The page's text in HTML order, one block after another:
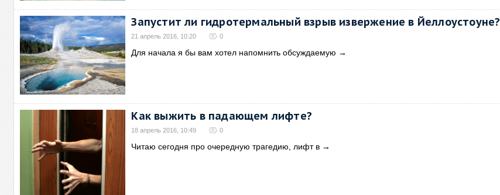
Запустит ли гидротермальный взрыв извержение в Йеллоустоуне?
21 апрель 2016, 10:20 0
Для начала я бы вам хотел напомнить обсуждаемую →
Как выжить в падающем лифте?
18 апрель 2016, 10:49 0
Читаю сегодня про очередную трагедию, лифт в →